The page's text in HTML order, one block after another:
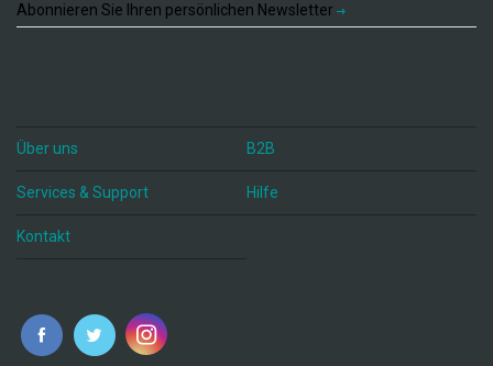
Abonnieren Sie Ihren persönlichen Newsletter
Über uns B2B
Services & Support Hilfe
Kontakt